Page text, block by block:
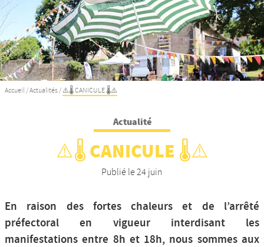
Rencontres du film documentaire de
Mellionnec
Projections
Se former
Nos productions et +
Accueil /Actualités /⚠️🌡️ CANICULE 🌡️⚠️
Actualité
⚠️🌡️ CANICULE 🌡️⚠️
Publié le24 juin
En raison des fortes chaleurs et de l’arrêté
préfectoral en vigueur interdisant les
manifestations entre 8h et 18h, nous sommes aux